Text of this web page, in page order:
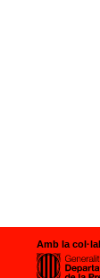
Amb la